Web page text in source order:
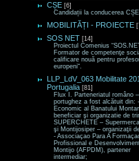
CȘE [6]
Candidații la conducerea
MOBILITĂȚI - PROIECTE
SOS NET [14]
Proiectul Comenius
Formator de competenţe
calificare nouă pentru
europeni“.
LLP_LdV_063 Mobilitate
Portugalia [81]
Flux I. Parteneriatul româno –
portughez a fost alcătuit din:
Economic al Banatului
beneficiar şi organizatie de
SUPERCHETE –
şi Montijosiper – organizaţii
- Associaçao Para A
Profissional e
Montijo (AFPDM), partener
intermediar;